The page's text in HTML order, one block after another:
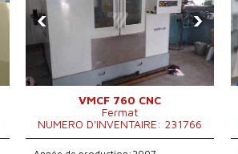
‹ ›
VMCF 760 CNC
Fermat
NUMERO D'INVENTAIRE: 231766